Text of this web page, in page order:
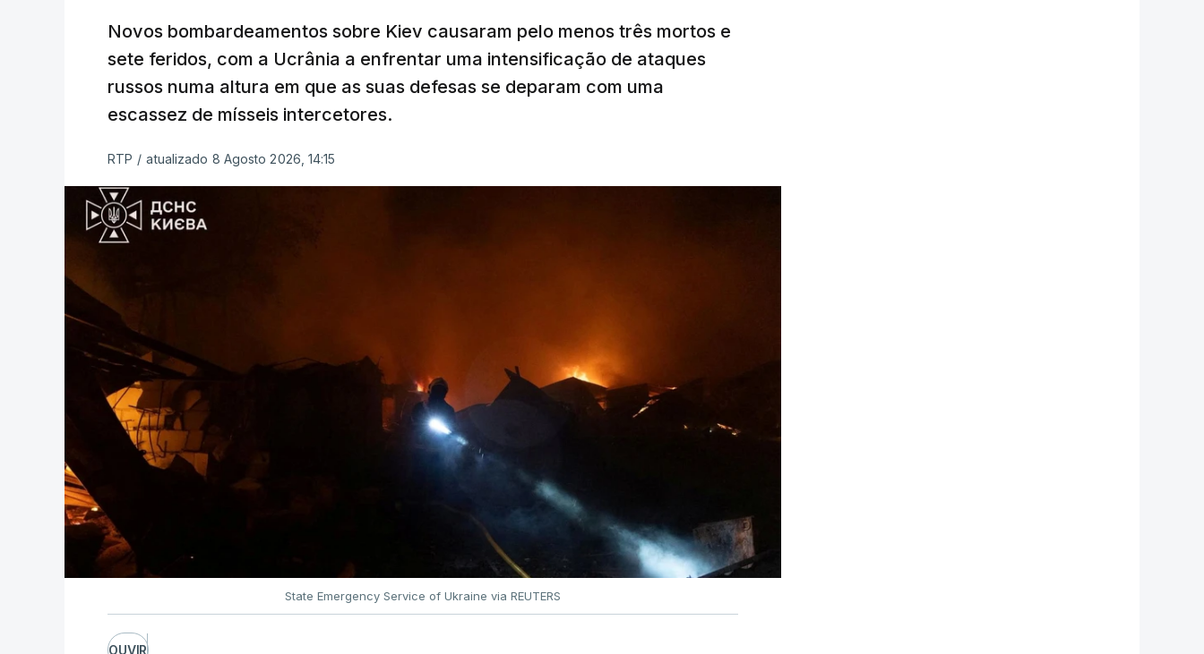
Novos bombardeamentos sobre Kiev causaram pelo menos três mortos e
sete feridos, com a Ucrânia a enfrentar uma intensificação de ataques
russos numa altura em que as suas defesas se deparam com uma
escassez de mísseis intercetores.
RTP / atualizado 8 Agosto 2026, 14:15
State Emergency Service of Ukraine via REUTERS
OUVIR